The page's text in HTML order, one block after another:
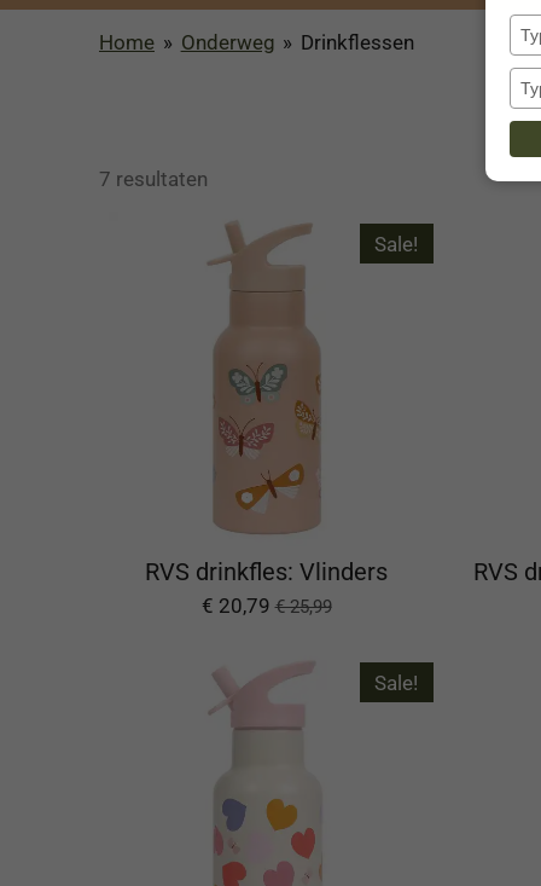
Home » Onderweg » Drinkflessen
7 resultaten
Sale!
RVS drinkfles: Vlinders
€ 20,79 € 25,99
RVS
Sale!